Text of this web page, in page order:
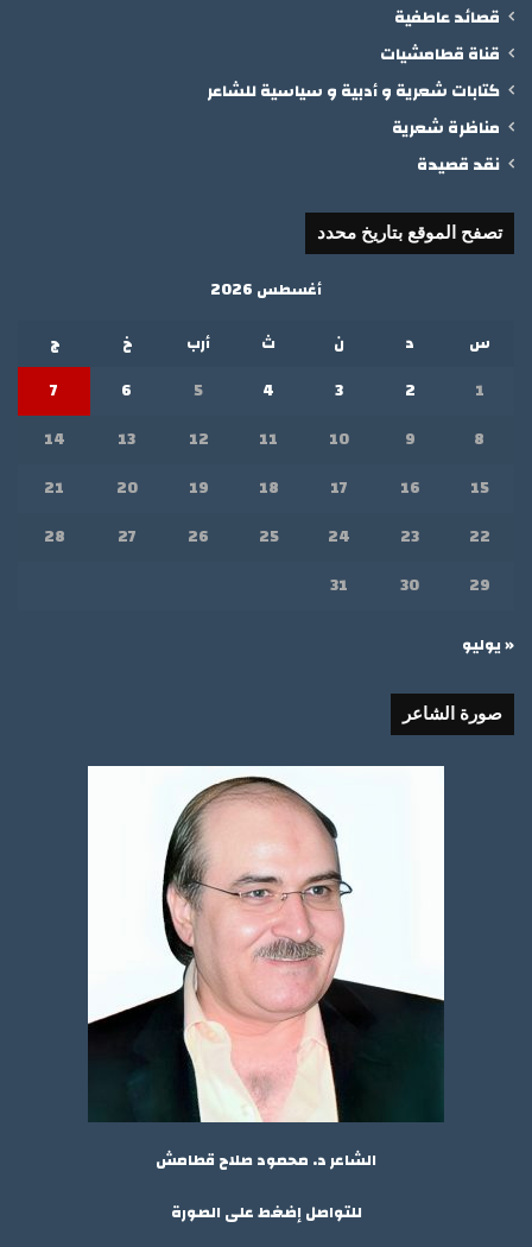
قصائد عاطفية
قناة قطامشيات
كتابات شعرية و أدبية و سياسية للشاعر
مناظرة شعرية
نقد قصيدة
تصفح الموقع بتاريخ محدد
أغسطس 2026
س
د ن ث أرب خ
ج
1
2
3
4
5
6
7
8
9
10
11
12
13
14
15
16
17
18
19
20
21
22
23
24
25
26
27
28
29
30
31
« يوليو
صورة الشاعر
الشاعر د. محمود صلاح قطامش
للتواصل إضغط على الصورة